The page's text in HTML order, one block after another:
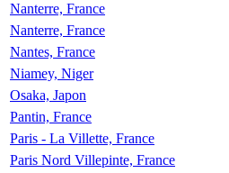
Nanterre, France
Nanterre, France
Nantes, France
Niamey, Niger
Osaka, Japon
Pantin, France
Paris - La Villette, France
Paris Nord Villepinte, France